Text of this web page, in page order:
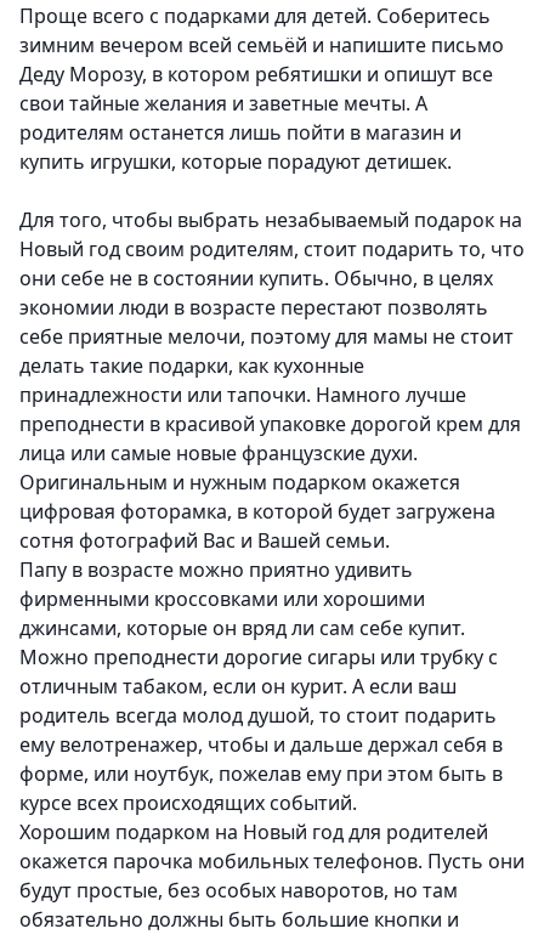
Проще всего с подарками для детей. Соберитесь
зимним вечером всей семьёй и напишите письмо
Деду Морозу, в котором ребятишки и опишут все
свои тайные желания и заветные мечты. А
родителям останется лишь пойти в магазин и
купить игрушки, которые порадуют детишек.
Для того, чтобы выбрать незабываемый подарок на
Новый год своим родителям, стоит подарить то, что
они себе не в состоянии купить. Обычно, в целях
экономии люди в возрасте перестают позволять
себе приятные мелочи, поэтому для мамы не стоит
делать такие подарки, как кухонные
принадлежности или тапочки. Намного лучше
преподнести в красивой упаковке дорогой крем для
лица или самые новые французские духи.
Оригинальным и нужным подарком окажется
цифровая фоторамка, в которой будет загружена
сотня фотографий Вас и Вашей семьи.
Папу в возрасте можно приятно удивить
фирменными кроссовками или хорошими
джинсами, которые он вряд ли сам себе купит.
Можно преподнести дорогие сигары или трубку с
отличным табаком, если он курит. А если ваш
родитель всегда молод душой, то стоит подарить
ему велотренажер, чтобы и дальше держал себя в
форме, или ноутбук, пожелав ему при этом быть в
курсе всех происходящих событий.
Хорошим подарком на Новый год для родителей
окажется парочка мобильных телефонов. Пусть они
будут простые, без особых наворотов, но там
обязательно должны быть большие кнопки и